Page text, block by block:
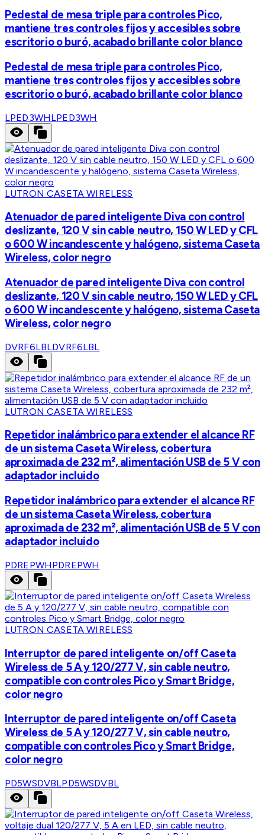
Pedestal de mesa triple para controles Pico,
mantiene tres controles fijos y accesibles sobre
escritorio o buró, acabado brillante color blanco
Pedestal de mesa triple para controles Pico,
mantiene tres controles fijos y accesibles sobre
escritorio o buró, acabado brillante color blanco
LPED3WHLPED3WH
LUTRON CASETA WIRELESS
Atenuador de pared inteligente Diva con control
deslizante, 120 V sin cable neutro, 150 W LED y CFL
o 600 W incandescente y halógeno, sistema Caseta
Wireless, color negro
Atenuador de pared inteligente Diva con control
deslizante, 120 V sin cable neutro, 150 W LED y CFL
o 600 W incandescente y halógeno, sistema Caseta
Wireless, color negro
DVRF6LBLDVRF6LBL
LUTRON CASETA WIRELESS
Repetidor inalámbrico para extender el alcance RF
de un sistema Caseta Wireless, cobertura
aproximada de 232 m², alimentación USB de 5 V con
adaptador incluido
Repetidor inalámbrico para extender el alcance RF
de un sistema Caseta Wireless, cobertura
aproximada de 232 m², alimentación USB de 5 V con
adaptador incluido
PDREPWHPDREPWH
LUTRON CASETA WIRELESS
Interruptor de pared inteligente on/off Caseta
Wireless de 5 A y 120/277 V, sin cable neutro,
compatible con controles Pico y Smart Bridge,
color negro
Interruptor de pared inteligente on/off Caseta
Wireless de 5 A y 120/277 V, sin cable neutro,
compatible con controles Pico y Smart Bridge,
color negro
PD5WSDVBLPD5WSDVBL